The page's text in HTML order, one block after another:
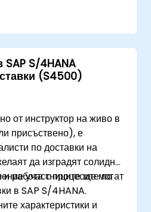
и производствени
на производството,
потребности и
в SAP S/4HANA.
производствени
на производствения
данни и
за вземане на решения,
на SAP S/4HANA.
S/4HANA
(S4500)
от инструктор на живо в
присъствено), е
по доставки на
да изградят солидна
работа с процесите по
в SAP S/4HANA.
участниците ще могат
характеристики и